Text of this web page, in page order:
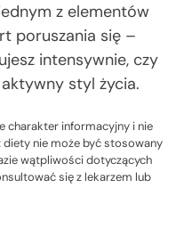
z elementów
poruszania się –
intensywnie, czy
styl życia.
charakter informacyjny i nie
nie może być stosowany
wątpliwości dotyczących
się z lekarzem lub